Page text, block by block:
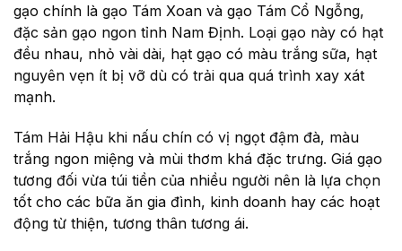
gạo chính là gạo Tám Xoan và gạo Tám Cổ Ngỗng,
đặc sản gạo ngon tỉnh Nam Định. Loại gạo này có hạt
đều nhau, nhỏ vài dài, hạt gạo có màu trắng sữa, hạt
nguyên vẹn ít bị vỡ dù có trải qua quá trình xay xát
mạnh.
Tám Hải Hậu khi nấu chín có vị ngọt đậm đà, màu
trắng ngon miệng và mùi thơm khá đặc trưng. Giá gạo
tương đối vừa túi tiền của nhiều người nên là lựa chọn
tốt cho các bữa ăn gia đình, kinh doanh hay các hoạt
động từ thiện, tương thân tương ái.